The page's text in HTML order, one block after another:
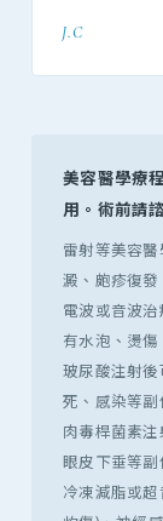
J.C
美容醫學療
用。術前請
雷射等美容
澱、皰疹復
電波或音波
有水泡、燙
玻尿酸注射
死、感染等副
肉毒桿菌素
眼皮下垂等副
冷凍減脂或